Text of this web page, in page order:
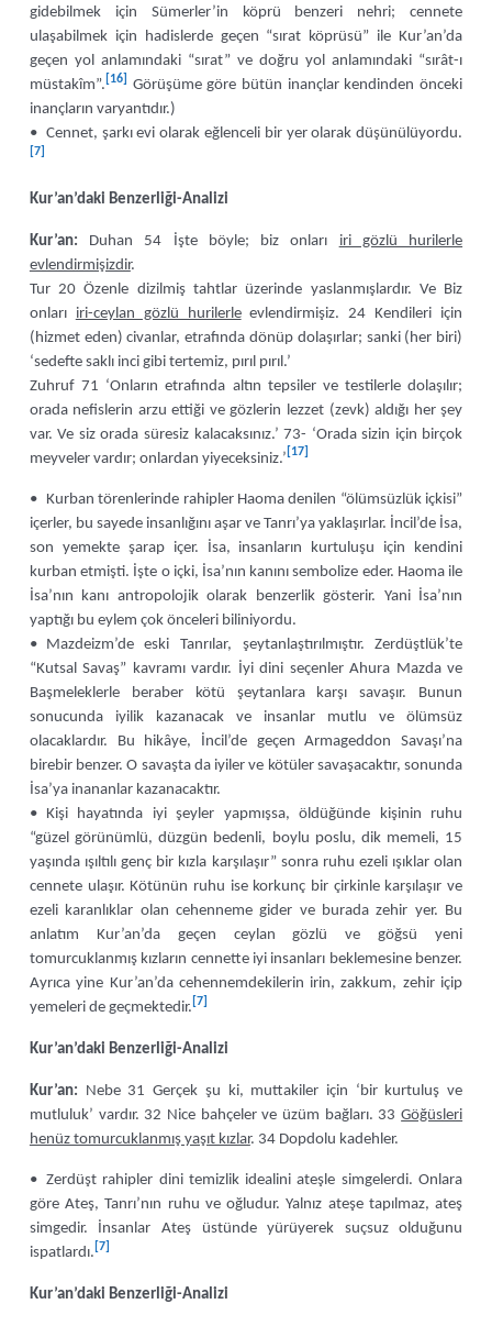
gidebilmek için Sümerler’in köprü benzeri nehri; cennete
ulaşabilmek için hadislerde geçen “sırat köprüsü” ile Kur’an’da
geçen yol anlamındaki “sırat” ve doğru yol anlamındaki “sırât-ı
müstakîm”. [16] Görüşüme göre bütün inançlar kendinden önceki
inançların varyantıdır.)
• Cennet, şarkı evi olarak eğlenceli bir yer olarak düşünülüyordu.
[7]
Kur’an’daki Benzerliği-Analizi
Kur’an: Duhan 54 İşte böyle; biz onları iri gözlü hurilerle
evlendirmişizdir.
Tur 20 Özenle dizilmiş tahtlar üzerinde yaslanmışlardır. Ve Biz
onları iri-ceylan gözlü hurilerleevlendirmişiz. 24 Kendileri için
(hizmet eden) civanlar, etrafında dönüp dolaşırlar; sanki (her biri)
‘sedefte saklı inci gibi tertemiz, pırıl pırıl.’
Zuhruf 71 ‘Onların etrafında altın tepsiler ve testilerle dolaşılır;
orada nefislerin arzu ettiği ve gözlerin lezzet (zevk) aldığı her şey
var. Ve siz orada süresiz kalacaksınız.’ 73- ‘Orada sizin için birçok
meyveler vardır; onlardan yiyeceksiniz.’ [17]
• Kurban törenlerinde rahipler Haoma denilen “ölümsüzlük içkisi”
içerler, bu sayede insanlığını aşar ve Tanrı’ya yaklaşırlar. İncil’de İsa,
son yemekte şarap içer. İsa, insanların kurtuluşu için kendini
kurban etmişti. İşte o içki, İsa’nın kanını sembolize eder. Haoma ile
İsa’nın kanı antropolojik olarak benzerlik gösterir. Yani İsa’nın
yaptığı bu eylem çok önceleri biliniyordu.
• Mazdeizm’de eski Tanrılar, şeytanlaştırılmıştır. Zerdüştlük’te
“Kutsal Savaş” kavramı vardır. İyi dini seçenler Ahura Mazda ve
Başmeleklerle beraber kötü şeytanlara karşı savaşır. Bunun
sonucunda iyilik kazanacak ve insanlar mutlu ve ölümsüz
olacaklardır. Bu hikâye, İncil’de geçen Armageddon Savaşı’na
birebir benzer. O savaşta da iyiler ve kötüler savaşacaktır, sonunda
İsa’ya inananlar kazanacaktır.
• Kişi hayatında iyi şeyler yapmışsa, öldüğünde kişinin ruhu
“güzel görünümlü, düzgün bedenli, boylu poslu, dik memeli, 15
yaşında ışıltılı genç bir kızla karşılaşır” sonra ruhu ezeli ışıklar olan
cennete ulaşır. Kötünün ruhu ise korkunç bir çirkinle karşılaşır ve
ezeli karanlıklar olan cehenneme gider ve burada zehir yer. Bu
anlatım Kur’an’da geçen ceylan gözlü ve göğsü yeni
tomurcuklanmış kızların cennette iyi insanları beklemesine benzer.
Ayrıca yine Kur’an’da cehennemdekilerin irin, zakkum, zehir içip
yemeleri de geçmektedir. [7]
Kur’an’daki Benzerliği-Analizi
Kur’an: Nebe 31 Gerçek şu ki, muttakiler için ‘bir kurtuluş ve
mutluluk’ vardır. 32 Nice bahçeler ve üzüm bağları. 33Göğüsleri
henüz tomurcuklanmış yaşıt kızlar. 34 Dopdolu kadehler.
• Zerdüşt rahipler dini temizlik idealini ateşle simgelerdi. Onlara
göre Ateş, Tanrı’nın ruhu ve oğludur. Yalnız ateşe tapılmaz, ateş
simgedir. İnsanlar Ateş üstünde yürüyerek suçsuz olduğunu
ispatlardı. [7]
Kur’an’daki Benzerliği-Analizi